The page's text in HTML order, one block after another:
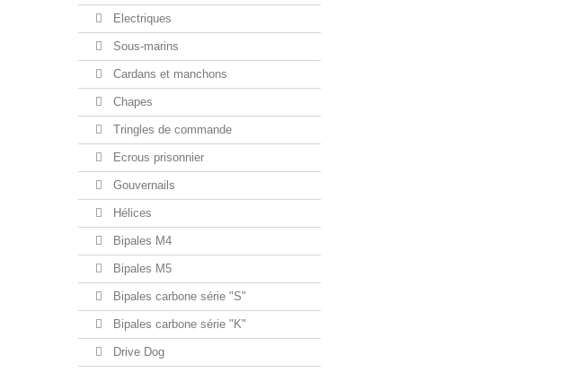
Electriques
Sous-marins
Cardans et manchons
Chapes
Tringles de commande
Ecrous prisonnier
Gouvernails
Hélices
Bipales M4
Bipales M5
Bipales carbone série "S"
Bipales carbone série "K"
Drive Dog